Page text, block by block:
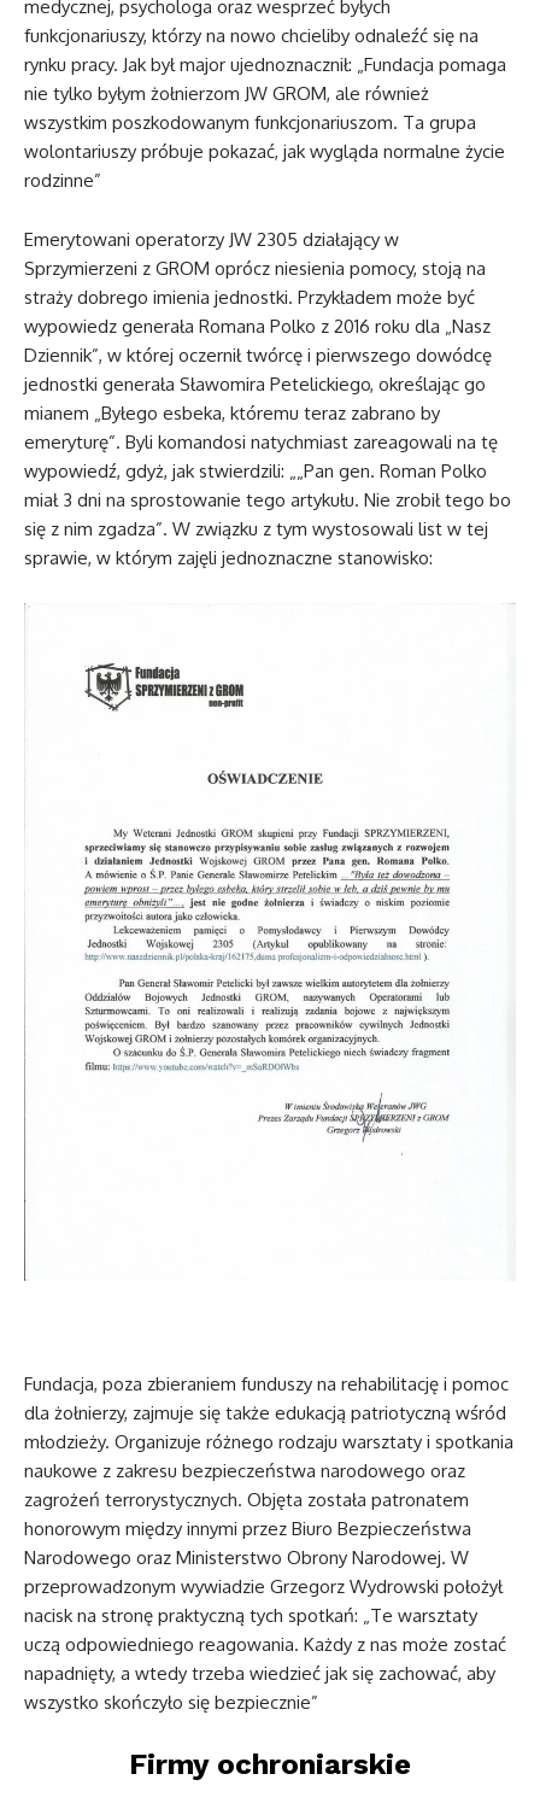
medycznej, psychologa oraz wesprzeć byłych
funkcjonariuszy, którzy na nowo chcieliby odnaleźć się na
rynku pracy. Jak był major ujednoznacznił: „Fundacja pomaga
nie tylko byłym żołnierzom JW GROM, ale również
wszystkim poszkodowanym funkcjonariuszom. Ta grupa
wolontariuszy próbuje pokazać, jak wygląda normalne życie
rodzinne”
Emerytowani operatorzy JW 2305 działający w
Sprzymierzeni z GROM oprócz niesienia pomocy, stoją na
straży dobrego imienia jednostki. Przykładem może być
wypowiedz generała Romana Polko z 2016 roku dla „Nasz
Dziennik”, w której oczernił twórcę i pierwszego dowódcę
jednostki generała Sławomira Petelickiego, określając go
mianem „Byłego esbeka, któremu teraz zabrano by
emeryturę”. Byli komandosi natychmiast zareagowali na tę
wypowiedź, gdyż, jak stwierdzili: „„Pan gen. Roman Polko
miał 3 dni na sprostowanie tego artykułu. Nie zrobił tego bo
się z nim zgadza”. W związku z tym wystosowali list w tej
sprawie, w którym zajęli jednoznaczne stanowisko:
Fundacja, poza zbieraniem funduszy na rehabilitację i pomoc
dla żołnierzy, zajmuje się także edukacją patriotyczną wśród
młodzieży. Organizuje różnego rodzaju warsztaty i spotkania
naukowe z zakresu bezpieczeństwa narodowego oraz
zagrożeń terrorystycznych. Objęta została patronatem
honorowym między innymi przez Biuro Bezpieczeństwa
Narodowego oraz Ministerstwo Obrony Narodowej. W
przeprowadzonym wywiadzie Grzegorz Wydrowski położył
nacisk na stronę praktyczną tych spotkań: „Te warsztaty
uczą odpowiedniego reagowania. Każdy z nas może zostać
napadnięty, a wtedy trzeba wiedzieć jak się zachować, aby
wszystko skończyło się bezpiecznie”
Firmy ochroniarskie